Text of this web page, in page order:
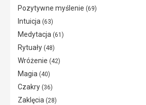
Pozytywne myślenie (69)
Intuicja (63)
Medytacja (61)
Rytuały (48)
Wróżenie (42)
Magia (40)
Czakry (36)
Zaklęcia (28)